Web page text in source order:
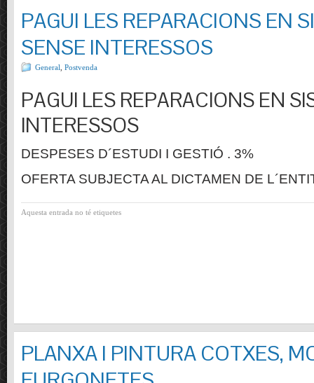
PAGUI LES REPARACIONS EN
SENSE INTERESSOS
General Postvenda
PAGUI LES REPARACIONS EN
INTERESSOS
DESPESES D´ESTUDI I GESTIÓ . 3%
OFERTA SUBJECTA AL DICTAMEN DE
Aquesta entrada no té etiquetes
PLANXA I PINTURA COTXES,